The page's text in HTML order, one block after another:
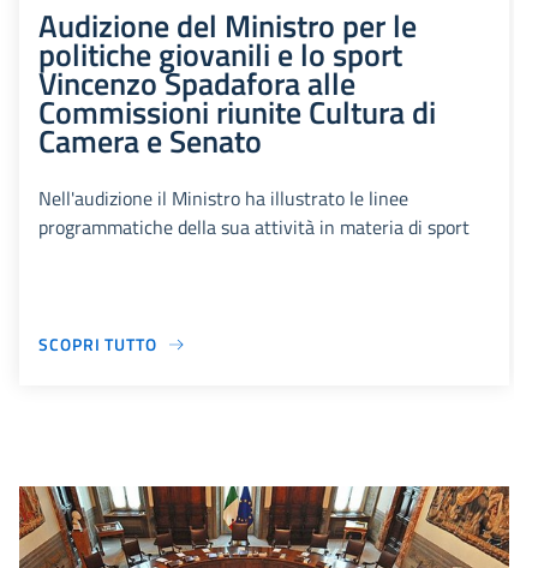
Audizione del Ministro per le
politiche giovanili e lo sport
Vincenzo Spadafora alle
Commissioni riunite Cultura di
Camera e Senato
Nell'audizione il Ministro ha illustrato le linee
programmatiche della sua attività in materia di sport
SCOPRI TUTTO